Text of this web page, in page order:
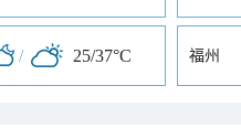
/ 25/37°C 福州